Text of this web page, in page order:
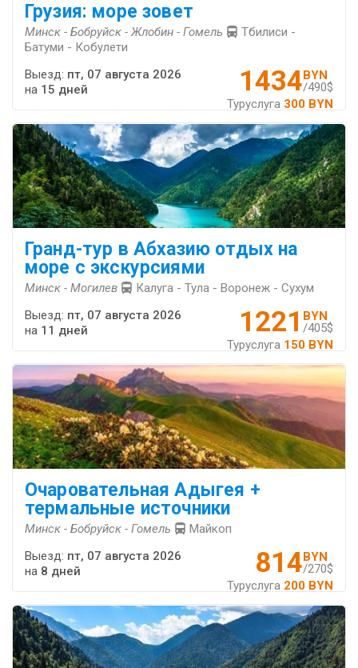
Грузия: море зовет
Минск - Бобруйск - Жлобин - Гомель
Тбилиси -
Батуми - Кобулети
1434BYN
/490$
Туруслуга 300 BYN
Выезд: пт, 07 августа 2026
на 15 дней
Гранд-тур в Абхазию отдых на
море с экскурсиями
Минск - Могилев Калуга - Тула - Воронеж - Сухум
1221 BYN
/405$
Туруслуга 150 BYN
Выезд: пт, 07 августа 2026
на 11 дней
Очаровательная Адыгея +
термальные источники
Минск - Бобруйск - Гомель Майкоп
814BYN
/270$
Туруслуга 200 BYN
Выезд: пт, 07 августа 2026
на 8 дней